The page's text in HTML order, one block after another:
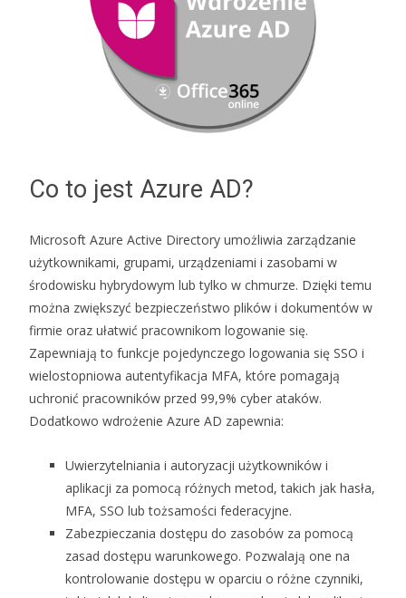
Co to jest Azure AD?
Microsoft Azure Active Directory umożliwia zarządzanie
użytkownikami, grupami, urządzeniami i zasobami w
środowisku hybrydowym lub tylko w chmurze. Dzięki temu
można zwiększyć bezpieczeństwo plików i dokumentów w
firmie oraz ułatwić pracownikom logowanie się.
Zapewniają to funkcje pojedynczego logowania się SSO i
wielostopniowa autentyfikacja MFA, które pomagają
uchronić pracowników przed 99,9% cyber ataków.
Dodatkowo wdrożenie Azure AD zapewnia:
Uwierzytelniania i autoryzacji użytkowników i
aplikacji za pomocą różnych metod, takich jak hasła,
MFA, SSO lub tożsamości federacyjne.
Zabezpieczania dostępu do zasobów za pomocą
zasad dostępu warunkowego. Pozwalają one na
kontrolowanie dostępu w oparciu o różne czynniki,